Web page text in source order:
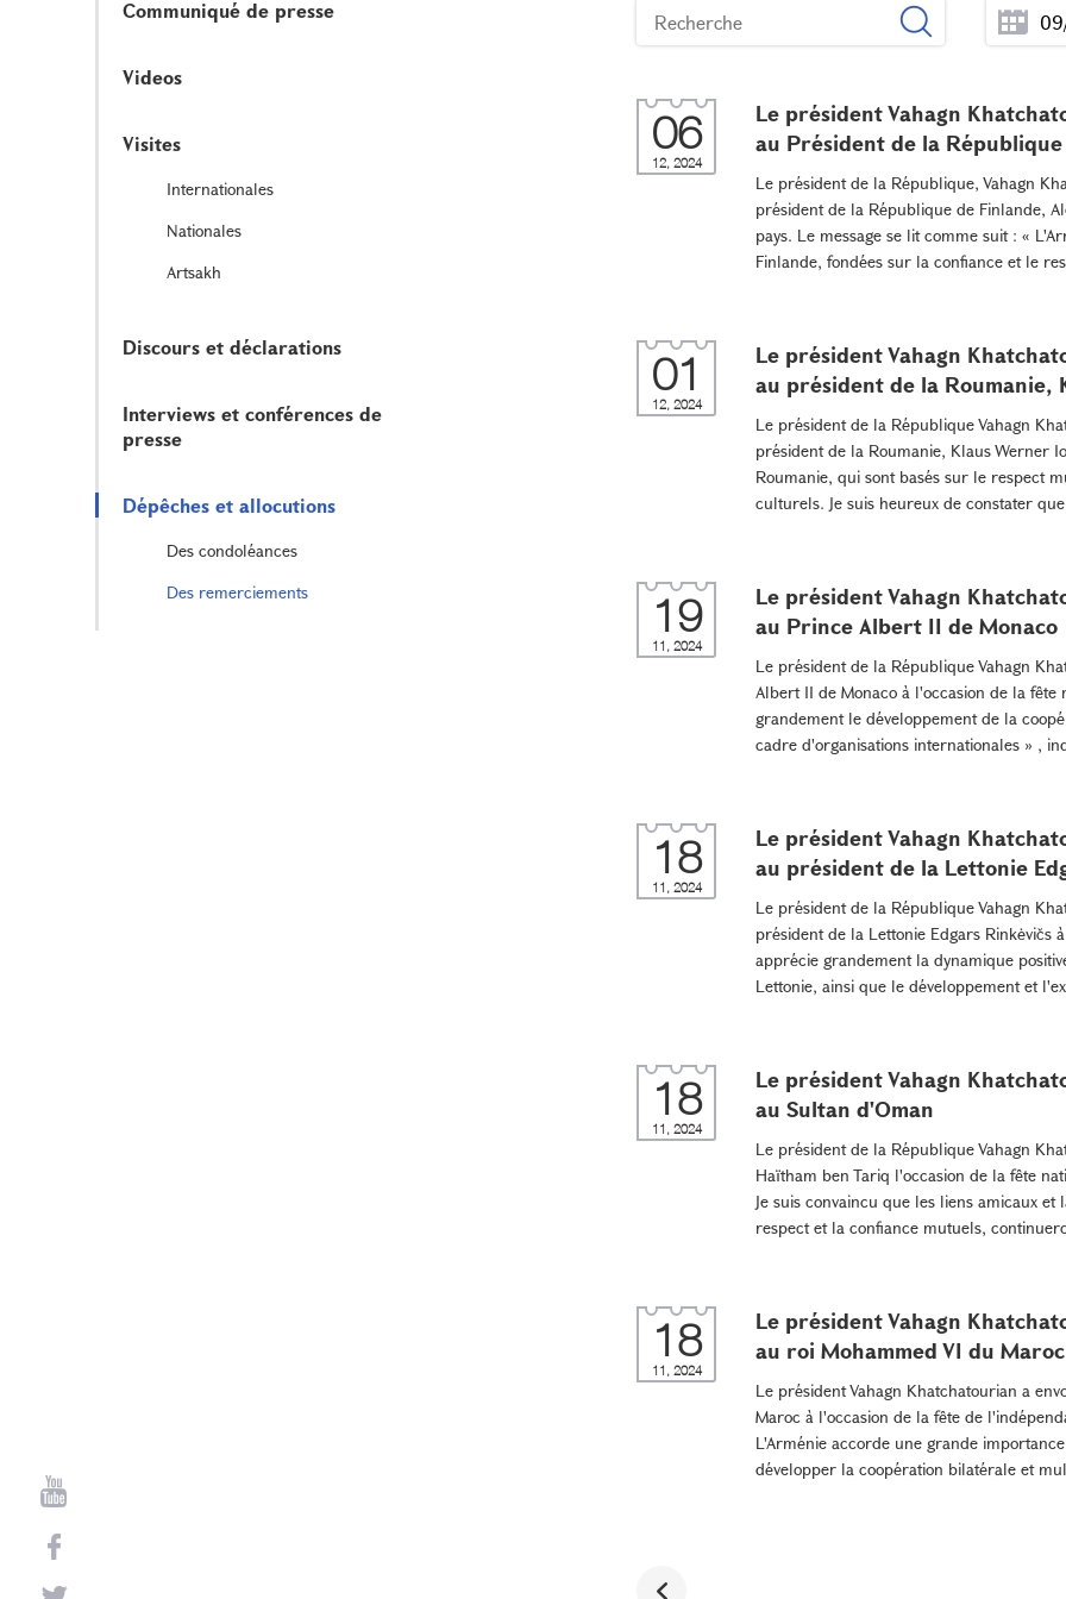
Communiqué de presse
Videos
Visites
Internationales
Nationales
Artsakh
Discours et déclarations
Interviews et conférences de
presse
Dépêches et allocutions
Des condoléances
Des remerciements
06
12, 2024
Le président Vahagn
au Président de la
Le président de la République, Vahagn
président de la République de Finlande,
pays. Le message se lit comme suit : «
Finlande, fondées sur la confiance et le
01
12, 2024
Le président Vahagn
au président de la Roumanie,
Le président de la République Vahagn
président de la Roumanie, Klaus Werner
Roumanie, qui sont basés sur le respect
culturels. Je suis heureux de constater
19
11, 2024
Le président Vahagn
au Prince Albert II de Monaco
Le président de la République Vahagn
Albert II de Monaco à l'occasion de la
grandement le développement de la
cadre d'organisations internationales » ,
18
11, 2024
Le président Vahagn
au président de la Lettonie
Le président de la République Vahagn
président de la Lettonie Edgars Rinkėvičs
apprécie grandement la dynamique
Lettonie, ainsi que le développement et
18
11, 2024
Le président Vahagn
au Sultan d'Oman
Le président de la République Vahagn
Haïtham ben Tariq l'occasion de la fête
Je suis convaincu que les liens amicaux
respect et la confiance mutuels,
18
11, 2024
Le président Vahagn
au roi Mohammed VI du Maroc
Le président Vahagn Khatchatourian a
Maroc à l'occasion de la fête de
L'Arménie accorde une grande
développer la coopération bilatérale et